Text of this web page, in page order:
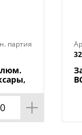
партия